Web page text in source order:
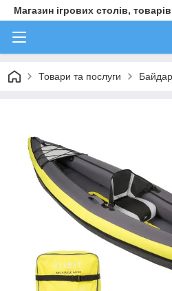
Магазин ігрових столів,
Товари та послуги